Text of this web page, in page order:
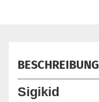
BESCHREIBUNG
Sigikid